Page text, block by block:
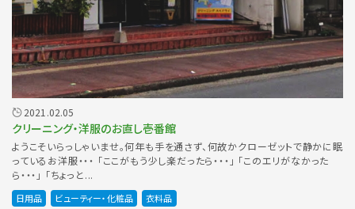
2021.02.05
クリーニング・洋服のお直し壱番館
ようこそいらっしゃいませ。何年も手を通さず、何故かクローゼットで静かに眠
っているお洋服・・・ 「ここがもう少し楽だったら・・・」 「このエリがなかった
ら・・・」 「ちょっと...
日用品 ビューティー・化粧品 衣料品